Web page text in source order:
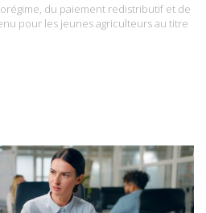
du paiement redistributif et de
pour les jeunes agriculteurs au titre